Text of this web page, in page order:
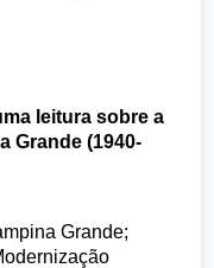
leitura sobre a
Grande (1940-
Grande;